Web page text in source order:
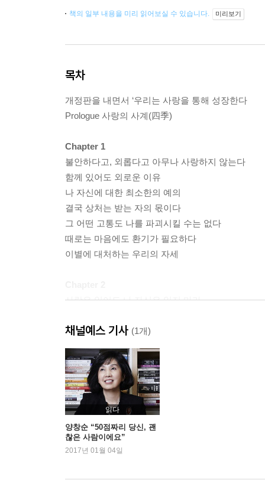
책의 일부 내용을 미리 읽어보실 수 있습니다. 미리보기
목차
개정판을 내면서 ‘우리는 사랑을 통해 성장한다
Prologue 사랑의 사계(四季)
Chapter 1
불안하다고, 외롭다고 아무나 사랑하지 않는다
함께 있어도 외로운 이유
나 자신에 대한 최소한의 예의
결국 상처는 받는 자의 몫이다
그 어떤 고통도 나를 파괴시킬 수는 없다
때로는 마음에도 환기가 필요하다
이별에 대처하는 우리의 자세
사랑은 잃어도 나 자신은 잃지 마라
성숙한 사랑을 방해하는 7가지 생각
‘의존하는 것’과 ‘의지하는 것’은 다르다
거짓된 희망에 속지 않기
내 마음을 괴롭히는 사람은 상대가 아니라 나 자신
내가 괜찮은 사람이라면 인연은 반드시 나타난다
헤어진 그 사람을 다시 만나는 이유
Chapter 3
당신은 연애하기에 충분히 좋은 사람이다
채널예스 기사 (1개)
읽다
양창순 “50점짜리 당신, 괜
찮은 사람이에요”
2017년 01월 04일